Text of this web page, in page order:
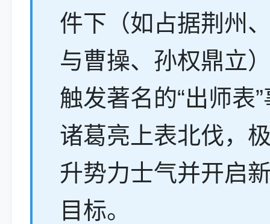
件下（如占据荆州
与曹操、孙权鼎立
触发著名的“出师表
诸葛亮上表北伐，
升势力士气并开启
目标。